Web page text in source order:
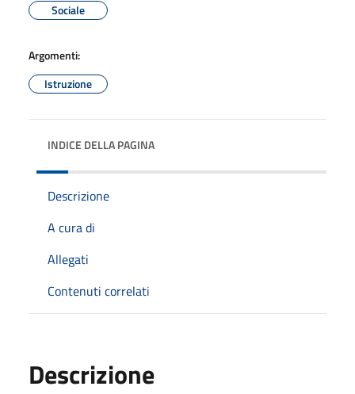
Sociale
Argomenti:
Istruzione
INDICE DELLA PAGINA
Descrizione
A cura di
Allegati
Contenuti correlati
Descrizione